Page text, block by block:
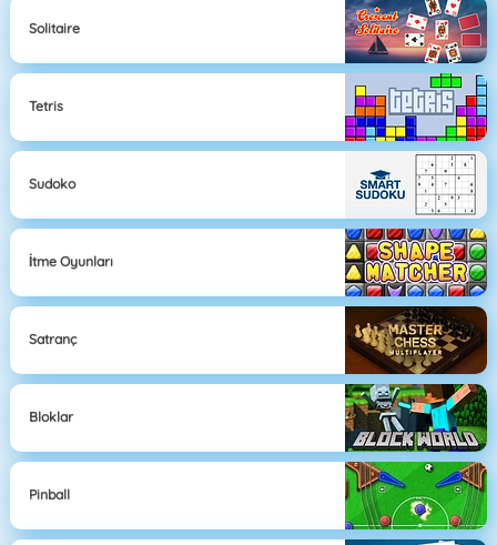
Solitaire
Tetris
Sudoko
İtme Oyunları
Satranç
Bloklar
Pinball